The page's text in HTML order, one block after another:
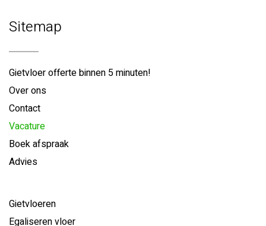
Sitemap
Gietvloer offerte binnen 5 minuten!
Over ons
Contact
Vacature
Boek afspraak
Advies
Gietvloeren
Egaliseren vloer